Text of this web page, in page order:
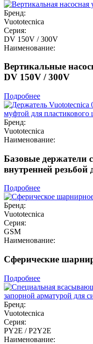
Бренд:
Vuototecnica
Серия:
DV 150V / 300V
Наименование:
Вертикальные
DV 150V / 300V
Подробнее
Бренд:
Vuototecnica
Наименование:
Базовые держатели
внутренней
Подробнее
Бренд:
Vuototecnica
Серия:
GSM
Наименование:
Сферические
Подробнее
Бренд:
Vuototecnica
Серия:
PY2E / P2Y2E
Наименование: